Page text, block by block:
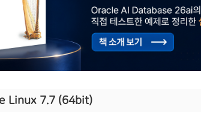
Linux 7.7 (64bit)